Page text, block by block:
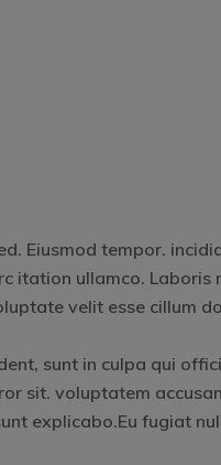
Eiusmod tempor.
itation ullamco. Laboris
velit esse cillum
sunt in culpa qui
sit. voluptatem
explicabo.Eu fugiat